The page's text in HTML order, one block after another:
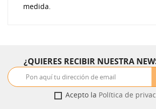
medida.
¿QUIERES RECIBIR NUESTRA
Acepto la Política de